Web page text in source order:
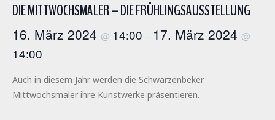
DIE MITTWOCHSMALER – DIE FRÜHLINGSAUSSTELLUNG
16. März 2024 @ 14:00 – 17. März 2024 @
14:00
Auch in diesem Jahr werden die Schwarzenbeker
Mittwochsmaler ihre Kunstwerke präsentieren.